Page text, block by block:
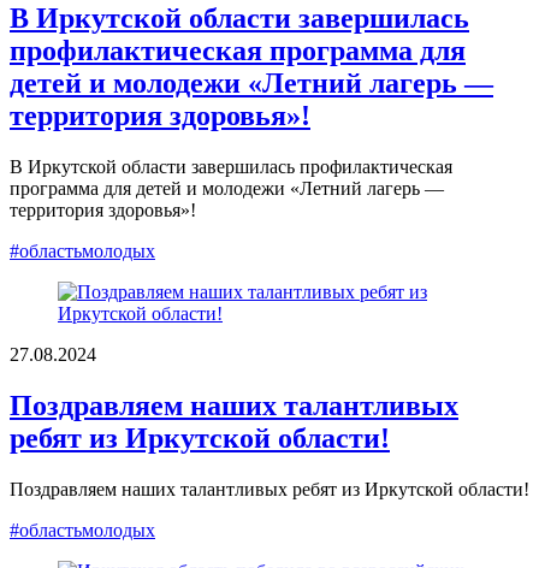
В Иркутской области завершилась
профилактическая программа для
детей и молодежи «Летний лагерь —
территория здоровья»!
В Иркутской области завершилась профилактическая
программа для детей и молодежи «Летний лагерь —
территория здоровья»!
#областьмолодых
27.08.2024
Поздравляем наших талантливых
ребят из Иркутской области!
Поздравляем наших талантливых ребят из Иркутской области!
#областьмолодых